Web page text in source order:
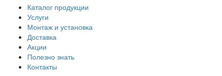
Каталог продукции
Услуги
Монтаж и установка
Доставка
Акции
Полезно знать
Контакты